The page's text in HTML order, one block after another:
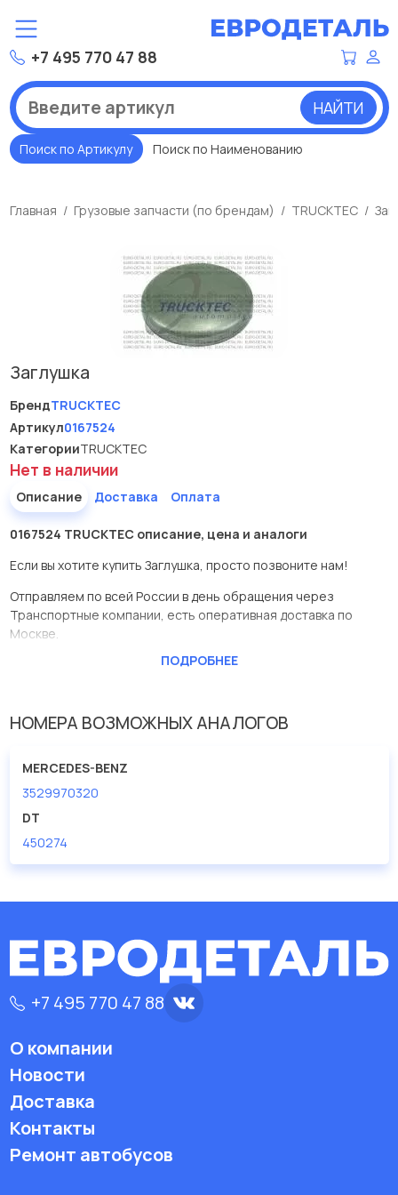
+7 495 770 47 88
НАЙТИ
Поиск по Артикулу Поиск по Наименованию
Главная Грузовые запчасти (по брендам) TRUCKTEC
Заглушка
БрендTRUCKTEC
Артикул0167524
КатегорииTRUCKTEC
Нет в наличии
Описание Доставка Оплата
0167524 TRUCKTEC описание, цена и аналоги
Если вы хотите купить Заглушка, просто позвоните нам!
Отправляем по всей России в день обращения через
Транспортные компании, есть оперативная доставка по
Москве.
Эта запчасть представлена по производителю TRUCKTEC
Заглушка в нашей компании Евродеталь представлены в
Мы продаем сертифицированные колодки тормозные
дисковые с гарантией от производителя TRUCKTEC.
ПОДРОБНЕЕ
НОМЕРА ВОЗМОЖНЫХ АНАЛОГОВ
MERCEDES-BENZ
3529970320
DT
450274
+7 495 770 47 88
О компании
Новости
Доставка
Контакты
Ремонт автобусов